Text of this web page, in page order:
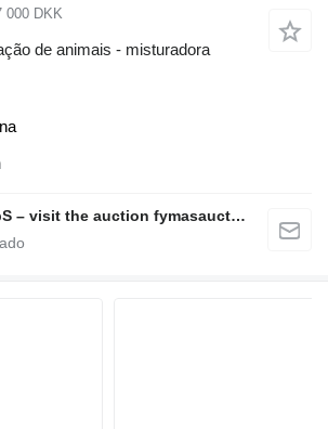
000 DKK
de animais - misturadora
Fymas Auctions ApS – visit the auction fymasauctions.dk